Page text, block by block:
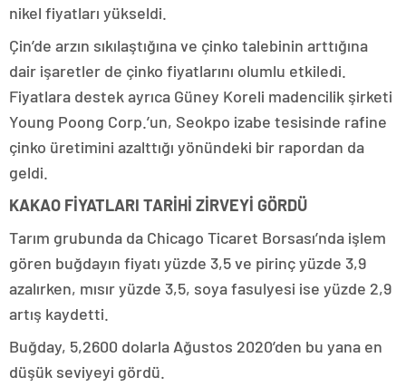
nikel fiyatları yükseldi.
Çin’de arzın sıkılaştığına ve çinko talebinin arttığına
dair işaretler de çinko fiyatlarını olumlu etkiledi.
Fiyatlara destek ayrıca Güney Koreli madencilik şirketi
Young Poong Corp.’un, Seokpo izabe tesisinde rafine
çinko üretimini azalttığı yönündeki bir rapordan da
geldi.
KAKAO FİYATLARI TARİHİ ZİRVEYİ GÖRDÜ
Tarım grubunda da Chicago Ticaret Borsası’nda işlem
gören buğdayın fiyatı yüzde 3,5 ve pirinç yüzde 3,9
azalırken, mısır yüzde 3,5, soya fasulyesi ise yüzde 2,9
artış kaydetti.
Buğday, 5,2600 dolarla Ağustos 2020’den bu yana en
düşük seviyeyi gördü.